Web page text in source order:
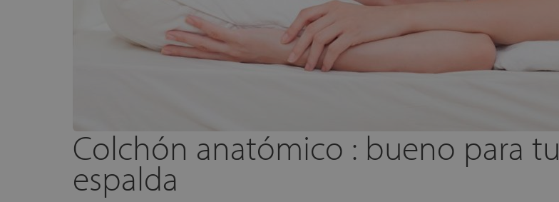
Colchón anatómico : bueno para tu
espalda